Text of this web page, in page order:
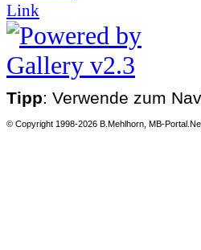
Tipp: Verwende zum
© Copyright 1998-2026 B.Mehlhorn, MB-